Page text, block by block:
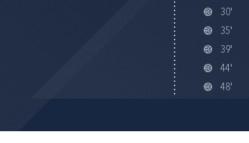
30'
35'
39'
44'
48'